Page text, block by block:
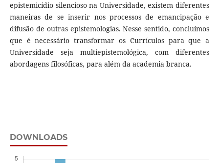
epistemicídio silencioso na Universidade, existem diferentes
maneiras de se inserir nos processos de emancipação e
difusão de outras epistemologias. Nesse sentido, concluímos
que é necessário transformar os Currículos para que a
Universidade seja multiepistemológica, com diferentes
abordagens filosóficas, para além da academia branca.
DOWNLOADS